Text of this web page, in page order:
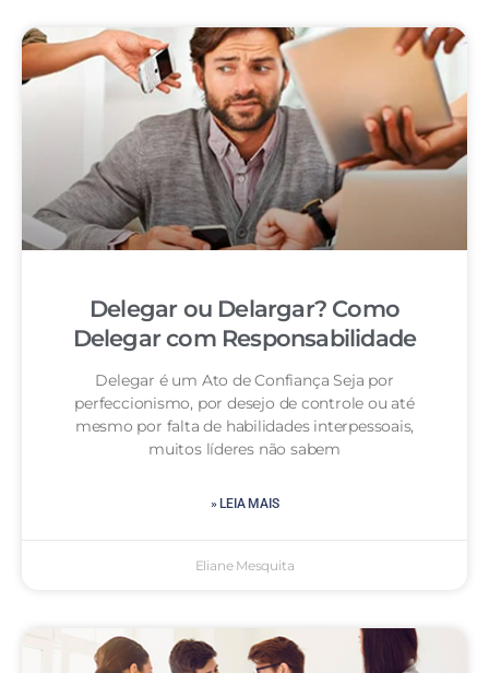
Delegar ou Delargar? Como
Delegar com Responsabilidade
Delegar é um Ato de Confiança Seja por
perfeccionismo, por desejo de controle ou até
mesmo por falta de habilidades interpessoais,
muitos líderes não sabem
» LEIA MAIS
Eliane Mesquita